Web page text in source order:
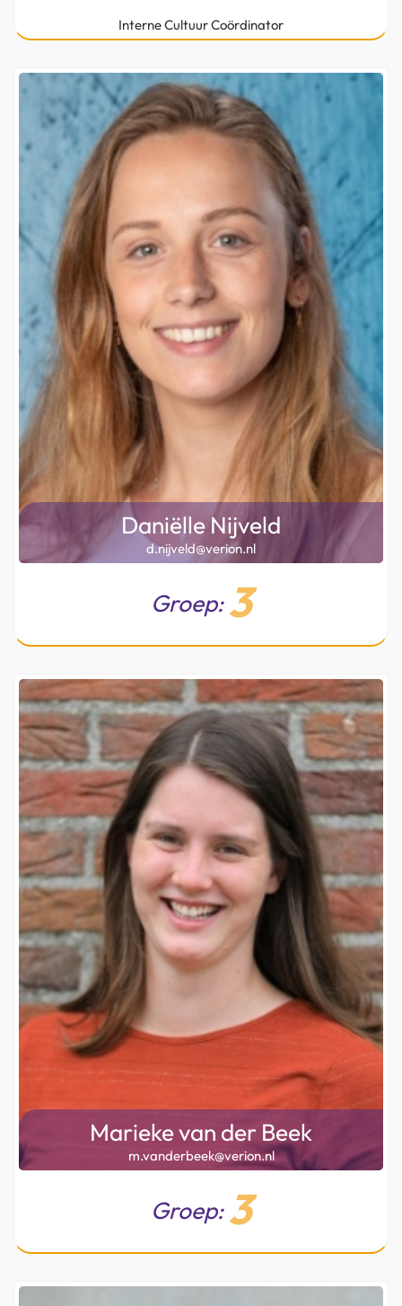
Interne Cultuur Coördinator
Daniëlle Nijveld
d.nijveld@verion.nl
Groep:3
Marieke van der Beek
m.vanderbeek@verion.nl
Groep:3